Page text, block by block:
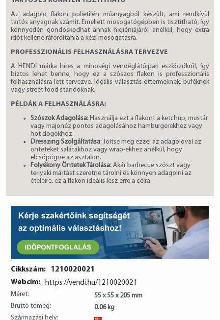
Az adagoló flakon polietilén műanyagból készült, ami rendkívül
tartós anyagnak számít. Emellett mosogatógépben is tisztítható, így
könnyedén gondoskodhat annak higiéniájáról anélkül, hogy extra
időt kellene ráfordítania a kézi mosogatásra.
PROFESSZIONÁLIS FELHASZNÁLÁSRA TERVEZVE
A HENDI márka híres a minőségi vendéglátóipari eszközökről, így
biztos lehet benne, hogy ez a szószos flakon is professzionális
felhasználásra lett tervezve. Ideális választás éttermeknek, büféknek
vagy street food standoknak.
PÉLDÁK A FELHASZNÁLÁSRA:
Szószok Adagolása:Használja ezt a flakont a ketchup, mustár
vagy majonéz pontos adagolásához hamburgerekhez vagy
hot dogokhoz.
Dresszing Szolgáltatása:Töltse meg ezzel az adagolóval az
önteteket salátákhoz vagy wrap-ekhez anélkül, hogy
elcsöpögne az asztalon.
Folyékony Öntetek Tárolása:Akár barbecue szószt vagy
teriyaki mártást szeretne tárolni és könnyen adagolni az
ételeire, ez a flakon ideális lesz erre a célra.
Cikkszám:
1210020021
Webcím:
https://vendi.hu/1210020021
Méret:
55 x 55 x 205 mm
Bruttó tömeg:
0.06 kg
Származási hely: